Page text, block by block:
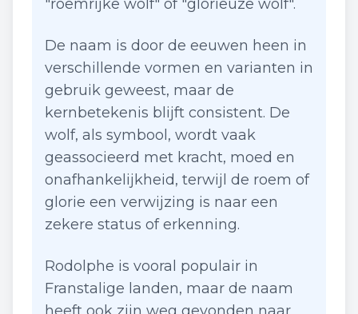
"roemrijke wolf" of "glorieuze wolf".
De naam is door de eeuwen heen in
verschillende vormen en varianten in
gebruik geweest, maar de
kernbetekenis blijft consistent. De
wolf, als symbool, wordt vaak
geassocieerd met kracht, moed en
onafhankelijkheid, terwijl de roem of
glorie een verwijzing is naar een
zekere status of erkenning.
Rodolphe is vooral populair in
Franstalige landen, maar de naam